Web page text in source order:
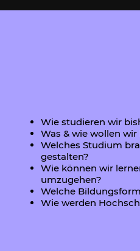
Wie studieren wir
Was & wie wollen
Welches Studium
gestalten?
Wie können wir
umzugehen?
Welche
Wie werden